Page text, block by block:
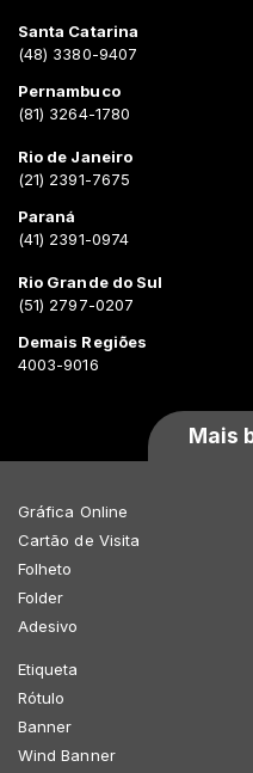
Santa Catarina
(48) 3380-9407
Pernambuco
(81) 3264-1780
Rio de Janeiro
(21) 2391-7675
Paraná
(41) 2391-0974
Rio Grande do Sul
(51) 2797-0207
Demais Regiões
4003-9016
Mais
Gráfica Online
Cartão de Visita
Folheto
Folder
Adesivo
Etiqueta
Rótulo
Banner
Wind Banner